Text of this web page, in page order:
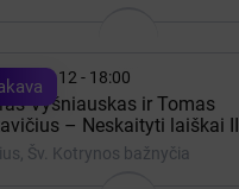
12 - 18:00
Vyšniauskas ir Tomas
– Neskaityti laiškai II
Šv. Kotrynos bažnyčia